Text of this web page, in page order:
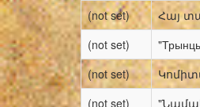
(not set)
Հայ
(not set)
(not set)
(not set)